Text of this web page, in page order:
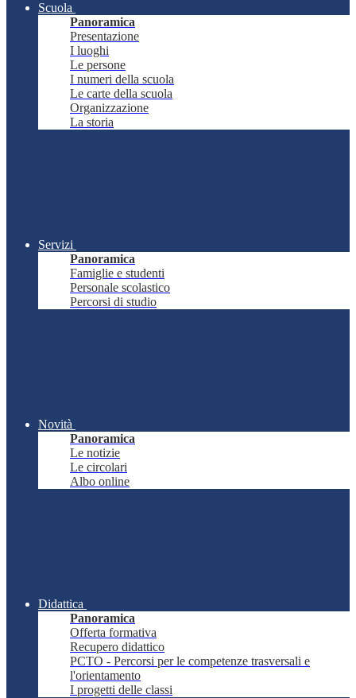
Scuola
Panoramica
Presentazione
I luoghi
Le persone
I numeri della scuola
Le carte della scuola
Organizzazione
La storia
Servizi
Panoramica
Famiglie e studenti
Personale scolastico
Percorsi di studio
Novità
Panoramica
Le notizie
Le circolari
Albo online
Didattica
Panoramica
Offerta formativa
Recupero didattico
PCTO - Percorsi per le competenze trasversali e
l'orientamento
I progetti delle classi